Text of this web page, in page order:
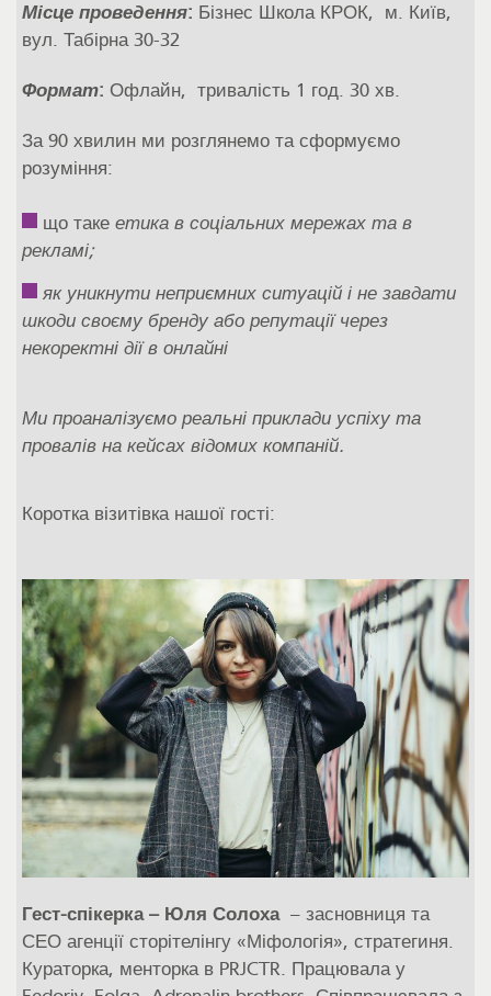
Місце проведення: Бізнес Школа КРОК, м. Київ,
вул. Табірна 30-32
Формат: Офлайн, тривалість 1 год. 30 хв.
За 90 хвилин ми розглянемо та сформуємо
розуміння:
що таке етика в соціальних мережах та в
рекламі;
як уникнути неприємних ситуацій і не завдати
шкоди своєму бренду або репутації через
некоректні дії в онлайні
Ми проаналізуємо реальні приклади успіху та
провалів на кейсах відомих компаній.
Коротка візитівка нашої гості:
Гест-спікерка –Юля Солоха– засновниця та
СЕО агенції сторітелінгу «Міфологія», стратегиня.
Кураторка, менторка в PRJCTR. Працювала у